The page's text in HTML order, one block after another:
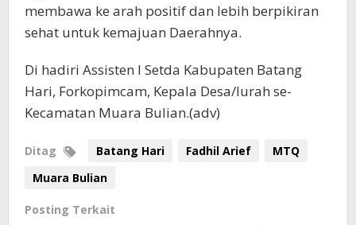
membawa ke arah positif dan lebih berpikiran
sehat untuk kemajuan Daerahnya.
Di hadiri Assisten I Setda Kabupaten Batang
Hari, Forkopimcam, Kepala Desa/lurah se-
Kecamatan Muara Bulian.(adv)
Ditag Batang Hari Fadhil Arief
MTQ
Muara Bulian
Posting Terkait